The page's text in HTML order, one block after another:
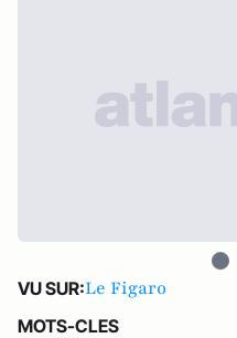
VU SUR:Le Figaro
MOTS-CLES